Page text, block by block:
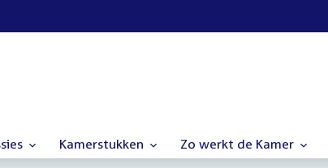
Kamerstukken Zo werkt de Kamer